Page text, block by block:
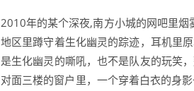
2010年的某个深夜,南方小城的网吧里
地区里蹲守着生化幽灵的踪迹，耳机里
是生化幽灵的嘶吼，也不是队友的玩笑
对面三楼的窗户里，一个穿着白衣的身